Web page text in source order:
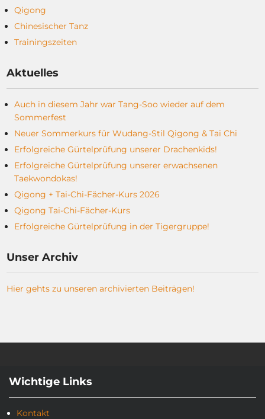
Qigong
Chinesischer Tanz
Trainingszeiten
Aktuelles
Auch in diesem Jahr war Tang-Soo wieder auf dem
Sommerfest
Neuer Sommerkurs für Wudang-Stil Qigong & Tai Chi
Erfolgreiche Gürtelprüfung unserer Drachenkids!
Erfolgreiche Gürtelprüfung unserer erwachsenen
Taekwondokas!
Qigong + Tai-Chi-Fächer-Kurs 2026
Qigong Tai-Chi-Fächer-Kurs
Erfolgreiche Gürtelprüfung in der Tigergruppe!
Unser Archiv
Hier gehts zu unseren archivierten Beiträgen!
Wichtige Links
Kontakt